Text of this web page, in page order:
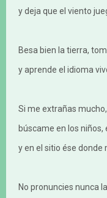
y deja que el viento
Besa bien la tierra,
y aprende el idioma
Si me extrañas
búscame en los niños,
y en el sitio ése donde
No pronuncies nunca